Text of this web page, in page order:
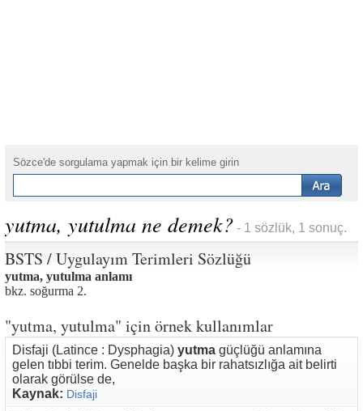
Sözce'de sorgulama yapmak için bir kelime girin
yutma, yutulma ne demek? - 1 sözlük, 1 sonuç.
BSTS / Uygulayım Terimleri Sözlüğü
yutma, yutulma anlamı
bkz. soğurma 2.
"yutma, yutulma" için örnek kullanımlar
Disfaji (Latince : Dysphagia) yutma güçlüğü anlamına
gelen tıbbi terim. Genelde başka bir rahatsızlığa ait belirti
olarak görülse de,
Kaynak: Disfaji